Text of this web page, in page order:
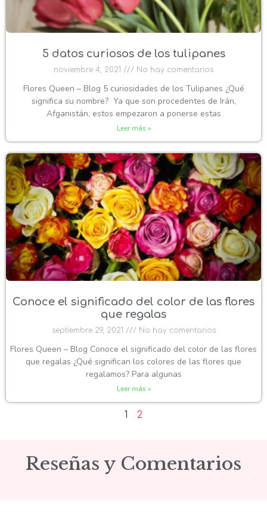
5 datos curiosos de los tulipanes
noviembre 4, 2021 No hay comentarios
Flores Queen – Blog 5 curiosidades de los Tulipanes ¿Qué
significa su nombre? Ya que son procedentes de Irán,
Afganistán, estos empezaron a ponerse estas
Leer más »
Conoce el significado del color de las flores
que regalas
septiembre 29, 2021 No hay comentarios
Flores Queen – Blog Conoce el significado del color de las flores
que regalas ¿Qué significan los colores de las flores que
regalamos? Para algunas
Leer más »
1 2
Reseñas y Comentarios